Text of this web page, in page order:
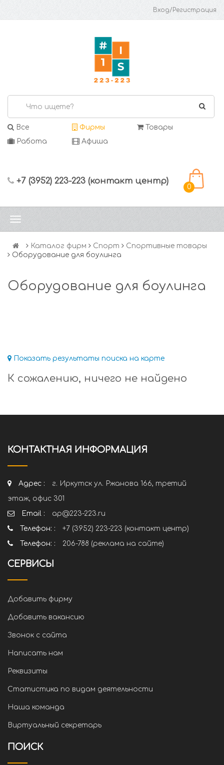
Вход/Регистрация
Все Фирмы
Товары
Работа
Афиша
+7 (3952) 223-223 (контакт центр)
0
Каталог фирм Спорт
Спортивные товары
Оборудование для боулинга
Оборудование для боулинга
Показать результаты поиска на карте
К сожалению, ничего не найдено
КОНТАКТНАЯ ИНФОРМАЦИЯ
Адрес :
г. Иркутск ул. Ржанова 166, третий
этаж, офис 301
Email :
ap@223-223.ru
Телефон: :
+7 (3952) 223-223 (контакт центр)
Телефон: :
206-788 (реклама на сайте)
СЕРВИСЫ
Добавить фирму
Добавить вакансию
Звонок с сайта
Написать нам
Реквизиты
Статистика по видам деятельности
Наша команда
Виртуальный секретарь
ПОИСК